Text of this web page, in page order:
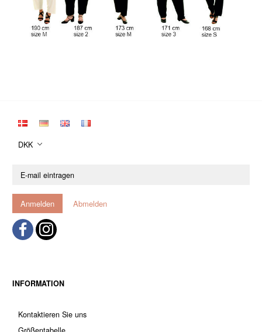
DKK
mail
Anmelden Abmelden
INFORMATION
Kontaktieren Sie uns